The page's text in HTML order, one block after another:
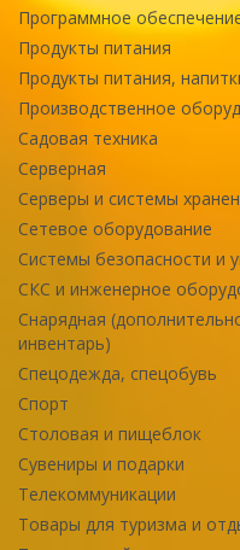
Программное
Продукты питания
Продукты питания,
Производственное
Садовая техника
Серверная
Серверы и системы
Сетевое оборудование
Системы безопасности и
СКС и инженерное
Снарядная
инвентарь)
Спецодежда, спецобувь
Спорт
Столовая и пищеблок
Сувениры и подарки
Телекоммуникации
Товары для туризма и